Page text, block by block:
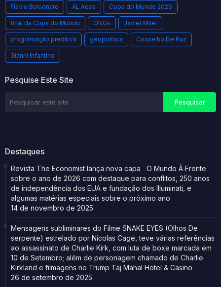
Flávio Bolsonaro AL Aqsa Copa do Mundo 2026
final da Copa do Mundo ONGs Javier Milei
programação preditiva geopolítica Conselho De Paz
Gianni Infantino
Pesquise Este Site
Destaques
Revista The Economist lança nova capa ¨O Mundo À Frente¨
sobre o ano de 2026 com destaque para conflitos, 250 anos
de independência dos EUA e fundação dos Illuminati, e
algumas matérias especiais sobre o próximo ano
14 de novembro de 2025
Mensagens subliminares do Filme SNAKE EYES (Olhos De
serpente) estrelado por Nicolas Cage, teve várias referências
ao assassinato de Charlie Kirk, com luta de boxe marcada em
10 de Setembro; além de personagem chamado de Charlie
Kirkland e filmagens no Trump Taj Mahal Hotel & Casino
26 de setembro de 2025